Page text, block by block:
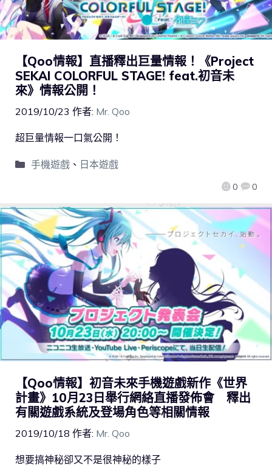
【Qoo情報】直播釋出巨量情報！《Project
SEKAI COLORFUL STAGE! feat.初音未
來》情報公開！
2019/10/23 作者: Mr. Qoo
0 0
超巨量情報一口氣公開！
手機遊戲、 日本遊戲
【Qoo情報】初音未來手機遊戲新作《世界
計畫》10月23日舉行網絡直播發佈會 釋出
有關遊戲系統及登場角色等相關情報
2019/10/18 作者: Mr. Qoo
想要搞神秘卻又不是很神秘的樣子